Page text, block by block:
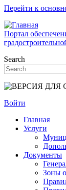
Перейти к
Портал
Search
Войти
Главная
Услуги
Документы
Зоны